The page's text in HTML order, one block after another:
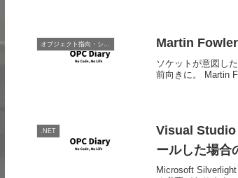
Martin
ソケットが意図し
前向きに。 Martin
.NET
Visual Studio
ールした場合
Microsoft